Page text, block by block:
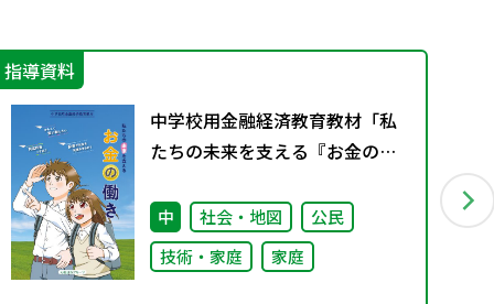
指導資料
中学校用金融経済教育教材「私
たちの未来を支える『お金の働
中 社会・地図
公民
技術・家庭
家庭